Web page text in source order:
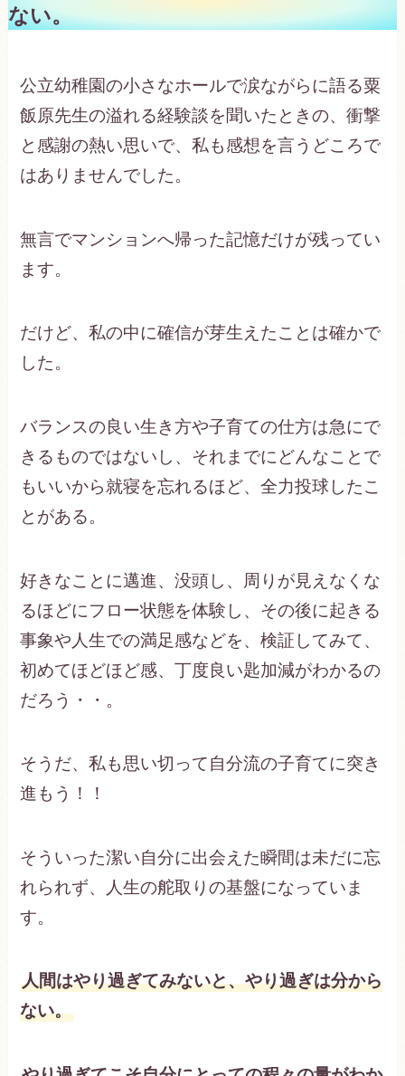
ない。
公立幼稚園の小さなホールで涙ながらに語る粟
飯原先生の溢れる経験談を聞いたときの、衝撃
と感謝の熱い思いで、私も感想を言うどころで
はありませんでした。
無言でマンションへ帰った記憶だけが残ってい
ます。
だけど、私の中に確信が芽生えたことは確かで
した。
バランスの良い生き方や子育ての仕方は急にで
きるものではないし、それまでにどんなことで
もいいから就寝を忘れるほど、全力投球したこ
とがある。
好きなことに邁進、没頭し、周りが見えなくな
るほどにフロー状態を体験し、その後に起きる
事象や人生での満足感などを、検証してみて、
初めてほどほど感、丁度良い匙加減がわかるの
だろう・・。
そうだ、私も思い切って自分流の子育てに突き
進もう！！
そういった潔い自分に出会えた瞬間は未だに忘
れられず、人生の舵取りの基盤になっていま
す。
人間はやり過ぎてみないと、やり過ぎは分から
ない。